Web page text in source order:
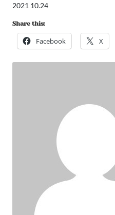
2021 10.24
Share this:
Facebook X